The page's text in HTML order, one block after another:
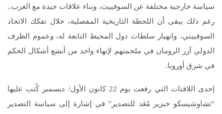
سياسة خارجية مختلفة عن السوفييت، وبناء علاقات جيدة مع الغرب..
رغم ذلك يبقى أن اللحظة التاريخية المفصلية، خلال تفكك الاتحاد
السوفييتي، وانهيار سلطات دول المحيط التابعة له، وعموم الظرف
الدولي آزر الرومان في ملحمتهم لإنهاء واحد من أبشع أشكال الحكم
في شرق أوروبا.
إحدى اللافتات التي رفعت يوم 22 كانون الأول/ ديسمبر كُتب عليها
“تشاوشيسكو خنزير مُعَد للتصدير” في إشارة إلى سياسة التصدير